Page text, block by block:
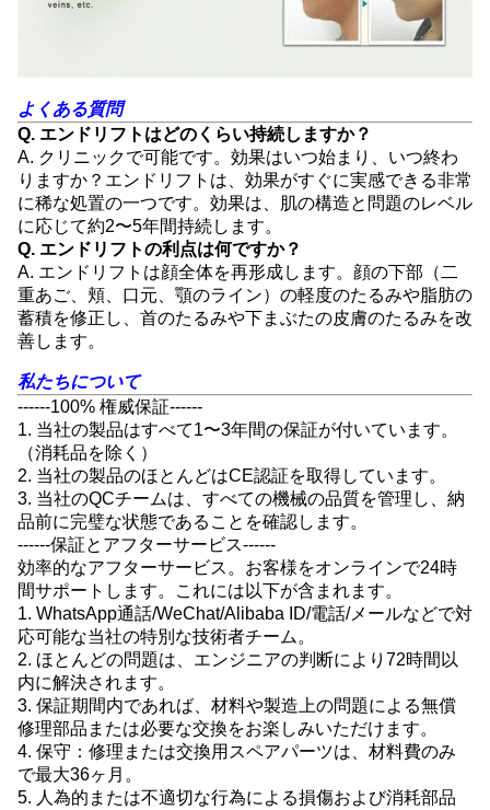
よくある質問
Q. エンドリフトはどのくらい持続しますか？
A. クリニックで可能です。効果はいつ始まり、いつ終わ
りますか？エンドリフトは、効果がすぐに実感できる非常
に稀な処置の一つです。効果は、肌の構造と問題のレベル
に応じて約2〜5年間持続します。
Q. エンドリフトの利点は何ですか？
A. エンドリフトは顔全体を再形成します。顔の下部（二
重あご、頬、口元、顎のライン）の軽度のたるみや脂肪の
蓄積を修正し、首のたるみや下まぶたの皮膚のたるみを改
善します。
私たちについて
------100% 権威保証------
1. 当社の製品はすべて1〜3年間の保証が付いています。
（消耗品を除く）
2. 当社の製品のほとんどはCE認証を取得しています。
3. 当社のQCチームは、すべての機械の品質を管理し、納
品前に完璧な状態であることを確認します。
------保証とアフターサービス------
効率的なアフターサービス。お客様をオンラインで24時
間サポートします。これには以下が含まれます。
1. WhatsApp通話/WeChat/Alibaba ID/電話/メールなどで対
応可能な当社の特別な技術者チーム。
2. ほとんどの問題は、エンジニアの判断により72時間以
内に解決されます。
3. 保証期間内であれば、材料や製造上の問題による無償
修理部品または必要な交換をお楽しみいただけます。
4. 保守：修理または交換用スペアパーツは、材料費のみ
で最大36ヶ月。
5. 人為的または不適切な行為による損傷および消耗部品